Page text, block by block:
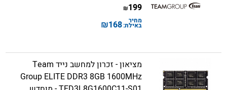
199
₪
מחיר
באילת:168
₪
מציאון - זכרון למחשב נייד Team
Group ELITE DDR3 8GB 1600MHz